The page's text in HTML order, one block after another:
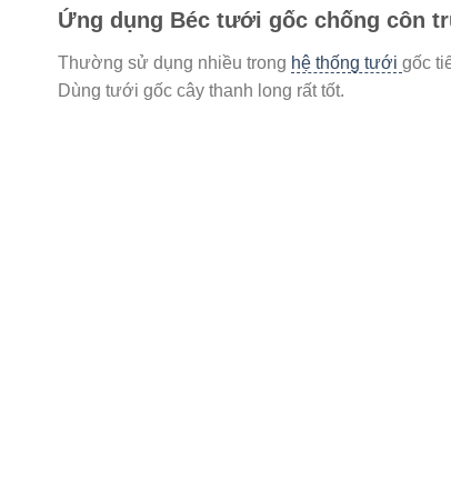
Ứng dụng Béc tưới gốc chống côn
Thường sử dụng nhiều trong hệ thống tưới gốc
Dùng tưới gốc cây thanh long rất tốt.